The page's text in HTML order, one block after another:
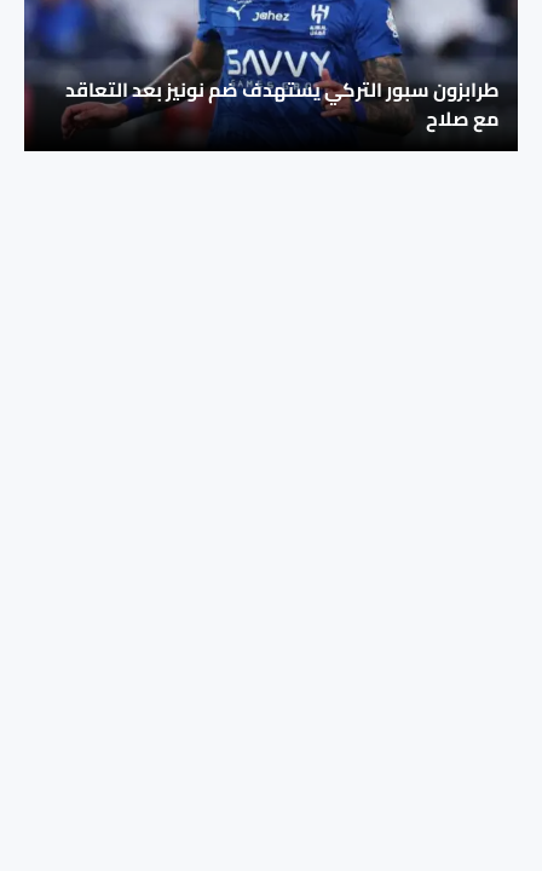
طرابزون سبور التركي يستهدف ضم نونيز بعد التعاقد
مع صلاح